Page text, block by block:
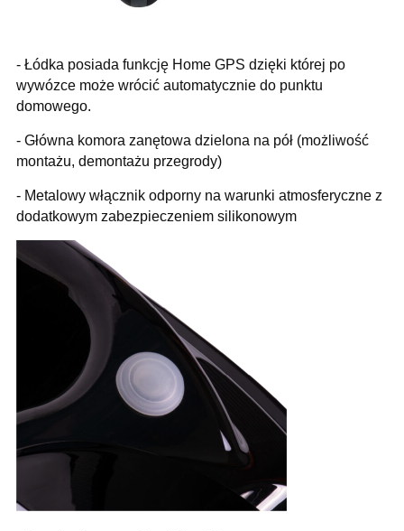
- Łódka posiada funkcję Home GPS dzięki której po
wywózce może wrócić automatycznie do punktu
domowego.
- Główna komora zanętowa dzielona na pół (możliwość
montażu, demontażu przegrody)
- Metalowy włącznik odporny na warunki atmosferyczne z
dodatkowym zabezpieczeniem silikonowym